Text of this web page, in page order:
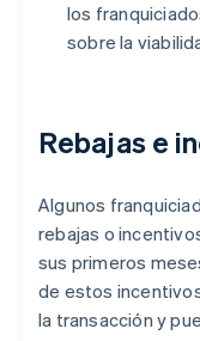
los
sobre la
Rebajas e
Algunos
rebajas o
sus primeros
de estos
la transacción y